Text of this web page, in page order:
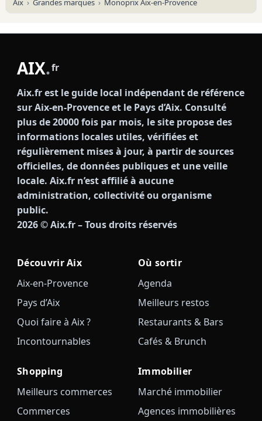
Aix Grandes marques Monoprix Aix-en-Provence
AIX.fr
Aix.fr est le guide local indépendant de référence
sur Aix-en-Provence et le Pays d’Aix. Consulté
plus de 20000 fois par mois, le site propose des
informations locales utiles, vérifiées et
régulièrement mises à jour, à partir de sources
officielles, de données publiques et une veille
locale. Aix.fr n’est affilié à aucune
administration, collectivité ou organisme
public.
2026© Aix.fr – Tous droits réservés
Découvrir Aix
Aix-en-Provence
Pays d’Aix
Quoi faire à Aix ?
Incontournables
Où sortir
Agenda
Meilleurs restos
Restaurants & Bars
Cafés & Brunch
Shopping
Meilleurs commerces
Commerces
Immobilier
Marché immobilier
Agences immobilières